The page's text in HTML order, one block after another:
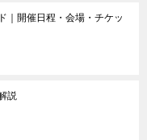
｜開催日程・会場・チケッ
説